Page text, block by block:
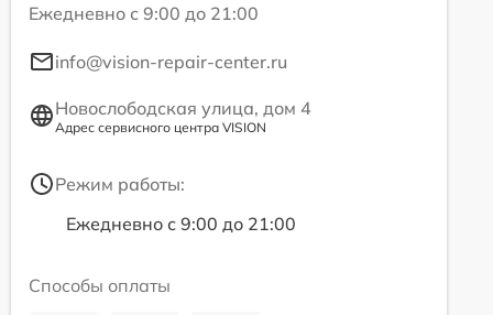
Ежедневно с 9:00 до 21:00
info@vision-repair-center.ru
Новослободская улица, дом 4
Адрес сервисного центра VISION
Режим работы:
Ежедневно с 9:00 до 21:00
Способы оплаты